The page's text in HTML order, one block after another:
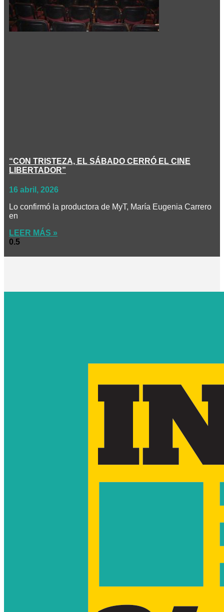
“CON TRISTEZA, EL SÁBADO CERRÓ EL CINE
LIBERTADOR”
16 abril, 2026
Lo confirmó la productora de MyT, María Eugenia Carrero
en
LEER MÁS »